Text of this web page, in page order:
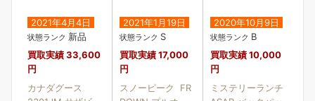
2021年4月4日
状態ランク 新品
買取実績33,600
円
カナダグース
2021年1月19日
状態ランク S
買取実績17,000
円
スノーピーク FR
2020年10月9日
状態ランク B
買取実績10,000
円
ミステリーランチ